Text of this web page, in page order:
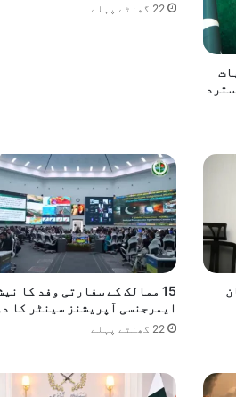
مسلح تصادم کے نتیجے میں 5 افراد جاں
منشیات پکڑی گئی
پر ڈاکوئوں کی فائرنگ سے
کے افسران اور اہلکاروں کے
22 گھنٹے پہلے
15 ممالک کے سفارتی وفد کا
ایمرجنسی آپریشنز سینٹر کا
22 گھنٹے پہلے